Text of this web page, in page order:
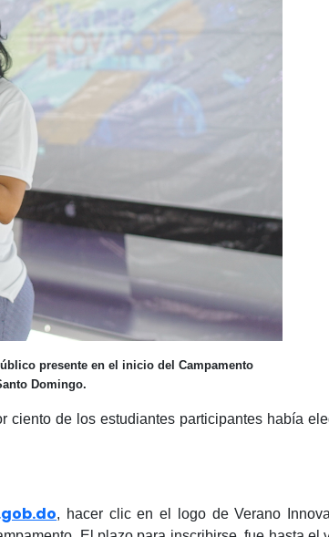
presente en el inicio del Campamento
Domingo.
de los estudiantes participantes había
, hacer clic en el logo de Verano